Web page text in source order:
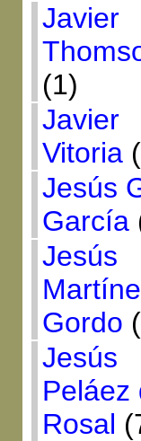
Javier
(1)
Javier
Vitoria
Jesús
García
Jesús
Gordo
Jesús
Peláez
Rosal